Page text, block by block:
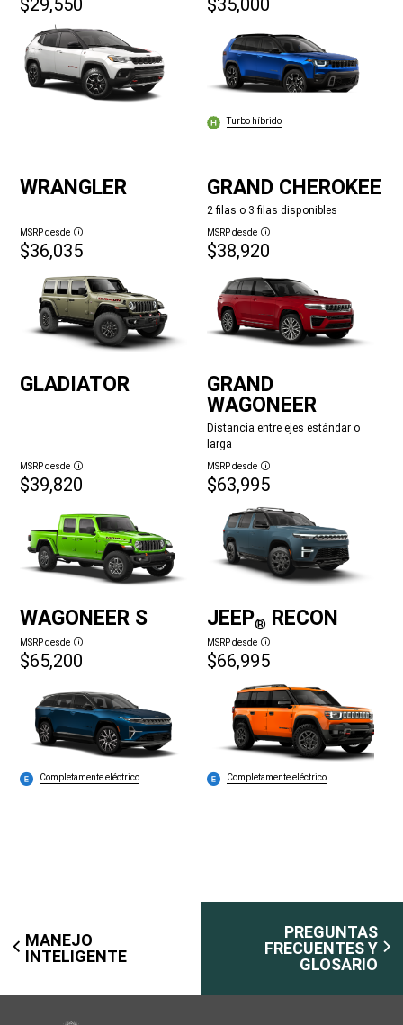
$29,550 $35,000
Turbo híbrido
WRANGLER
MSRP desde Disclosure
$36,035
GRAND CHEROKEE
2 filas o 3 filas disponibles
MSRP desde Disclosure
$38,920
GLADIATOR
MSRP desde Disclosure
$39,820
GRAND
WAGONEER
Distancia entre ejes estándar o
larga
MSRP desde Disclosure
$63,995
WAGONEER S
MSRP desde Disclosure
$65,200
Completamente eléctrico
JEEP® RECON
MSRP desde Disclosure
$66,995
Completamente eléctrico
MANEJO
INTELIGENTE
PREGUNTAS
FRECUENTES Y
GLOSARIO